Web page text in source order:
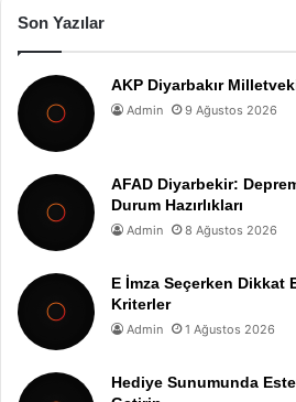
Son Yazılar
AKP Diyarbakır
Admin 9 Ağustos 2026
AFAD Diyarbekir:
Durum Hazırlıkları
Admin 8 Ağustos 2026
E İmza Seçerken Dikkat
Kriterler
Admin 1 Ağustos 2026
Hediye Sunumunda